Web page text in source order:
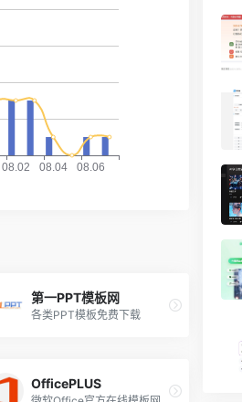
第一PPT模板网
各类PPT模板免费下载
OfficePLUS